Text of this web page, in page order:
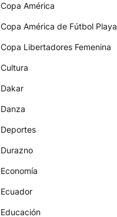
Copa América
Copa América de Fútbol Playa
Copa Libertadores Femenina
Cultura
Dakar
Danza
Deportes
Durazno
Economía
Ecuador
Educación